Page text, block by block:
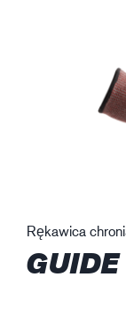
Rękawica
GUIDE